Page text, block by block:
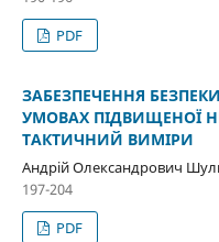
PDF
ЗАБЕЗПЕЧЕННЯ
УМОВАХ ПІДВИЩЕНОЇ
ТАКТИЧНИЙ ВИМІРИ
Андрій Олександрович
197-204
PDF